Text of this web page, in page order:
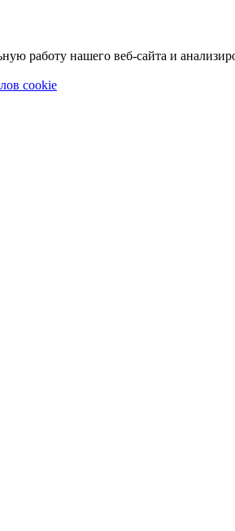
работу нашего веб-сайта и
cookie